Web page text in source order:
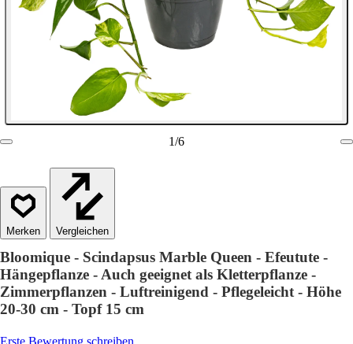
1/6
Vergleichen
Bloomique - Scindapsus Marble Queen - Efeutute -
Hängepflanze - Auch geeignet als Kletterpflanze -
Zimmerpflanzen - Luftreinigend - Pflegeleicht - Höhe
20-30 cm - Topf 15 cm
Erste Bewertung schreiben